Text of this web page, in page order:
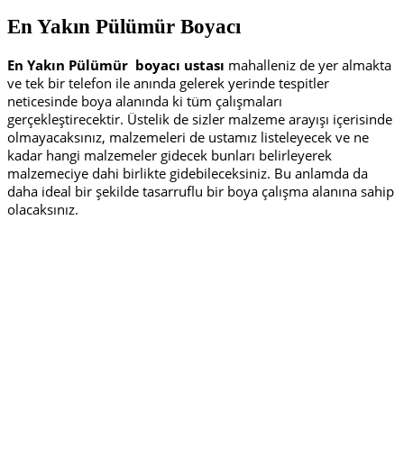
En Yakın Pülümür Boyacı
En Yakın Pülümür boyacı ustası mahalleniz de yer almakta
ve tek bir telefon ile anında gelerek yerinde tespitler
neticesinde boya alanında ki tüm çalışmaları
gerçekleştirecektir. Üstelik de sizler malzeme arayışı içerisinde
olmayacaksınız, malzemeleri de ustamız listeleyecek ve ne
kadar hangi malzemeler gidecek bunları belirleyerek
malzemeciye dahi birlikte gidebileceksiniz. Bu anlamda da
daha ideal bir şekilde tasarruflu bir boya çalışma alanına sahip
olacaksınız.